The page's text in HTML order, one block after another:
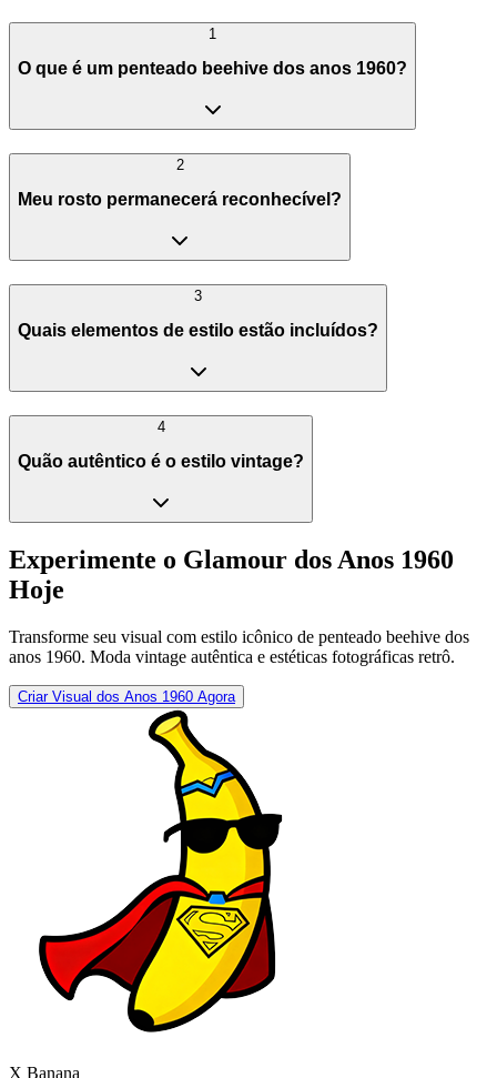
1
O que é um penteado beehive dos anos 1960?
2
Meu rosto permanecerá reconhecível?
3
Quais elementos de estilo estão incluídos?
4
Quão autêntico é o estilo vintage?
Experimente o Glamour dos Anos 1960
Hoje
Transforme seu visual com estilo icônico de penteado beehive dos
anos 1960. Moda vintage autêntica e estéticas fotográficas retrô.
Criar Visual dos Anos 1960 Agora
X Banana